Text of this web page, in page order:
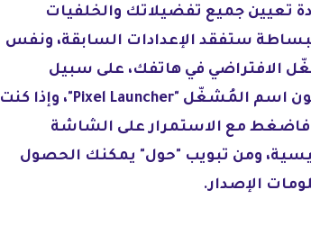
تعيين جميع تفضيلاتك والخلفيات
ستفقد الإعدادات السابقة، ونفس
الافتراضي في هاتفك، على سبيل
المثال لحملة هواتف بيكسل، سيكون اسم المُشغّل "Pixel Launcher"، وإذا كنت
مع الاستمرار على الشاشة
ومن تبويب "حول" يمكنك الحصول
الإصدار.